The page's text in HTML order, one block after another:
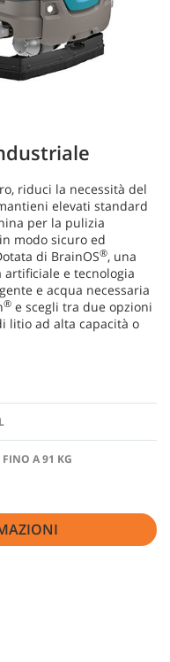
riduci la necessità del
elevati standard
per la pulizia
modo sicuro ed
di BrainOS®, una
e tecnologia
e acqua necessaria
® e scegli tra due opzioni
litio ad alta capacità o
FINO A 91 KG